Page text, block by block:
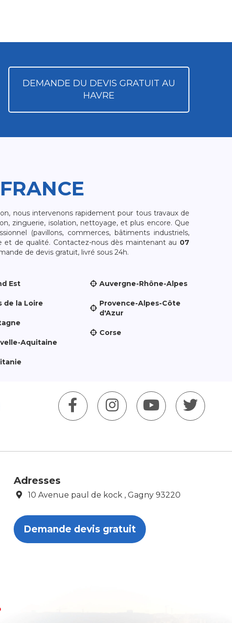
DEMANDE DU DEVIS GRATUIT AU
HAVRE
nous intervenons rapidement pour tous travaux de
zinguerie, isolation, nettoyage, et plus encore. Que
(pavillons, commerces, bâtiments industriels,
et de qualité. Contactez-nous dès maintenant au 07
de devis gratuit, livré sous 24h.
Est
de la Loire
Aquitaine
Auvergne-Rhône-Alpes
Provence-Alpes-Côte
d'Azur
Corse
Adresses
10 Avenue paul de kock , Gagny 93220
Demande devis gratuit